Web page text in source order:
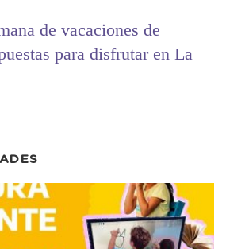
de vacaciones de
para disfrutar en La